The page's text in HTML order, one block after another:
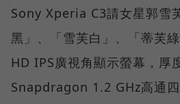
Sony Xperia C3請女星郭雪
黑」、「雪芙白」、「蒂芙
HD IPS廣視角顯示螢幕，厚
Snapdragon 1.2 GHz高通四